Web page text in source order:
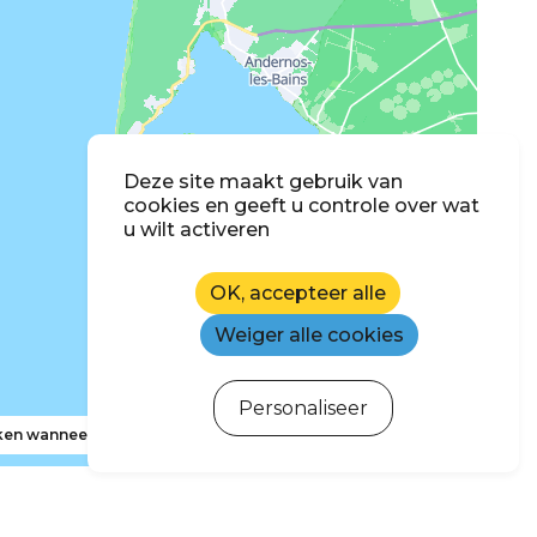
wanneer ik de kaart verplaats
Deze site maakt gebruik van
cookies en geeft u controle over wat
u wilt activeren
OK, accepteer alle
Weiger alle cookies
Personaliseer